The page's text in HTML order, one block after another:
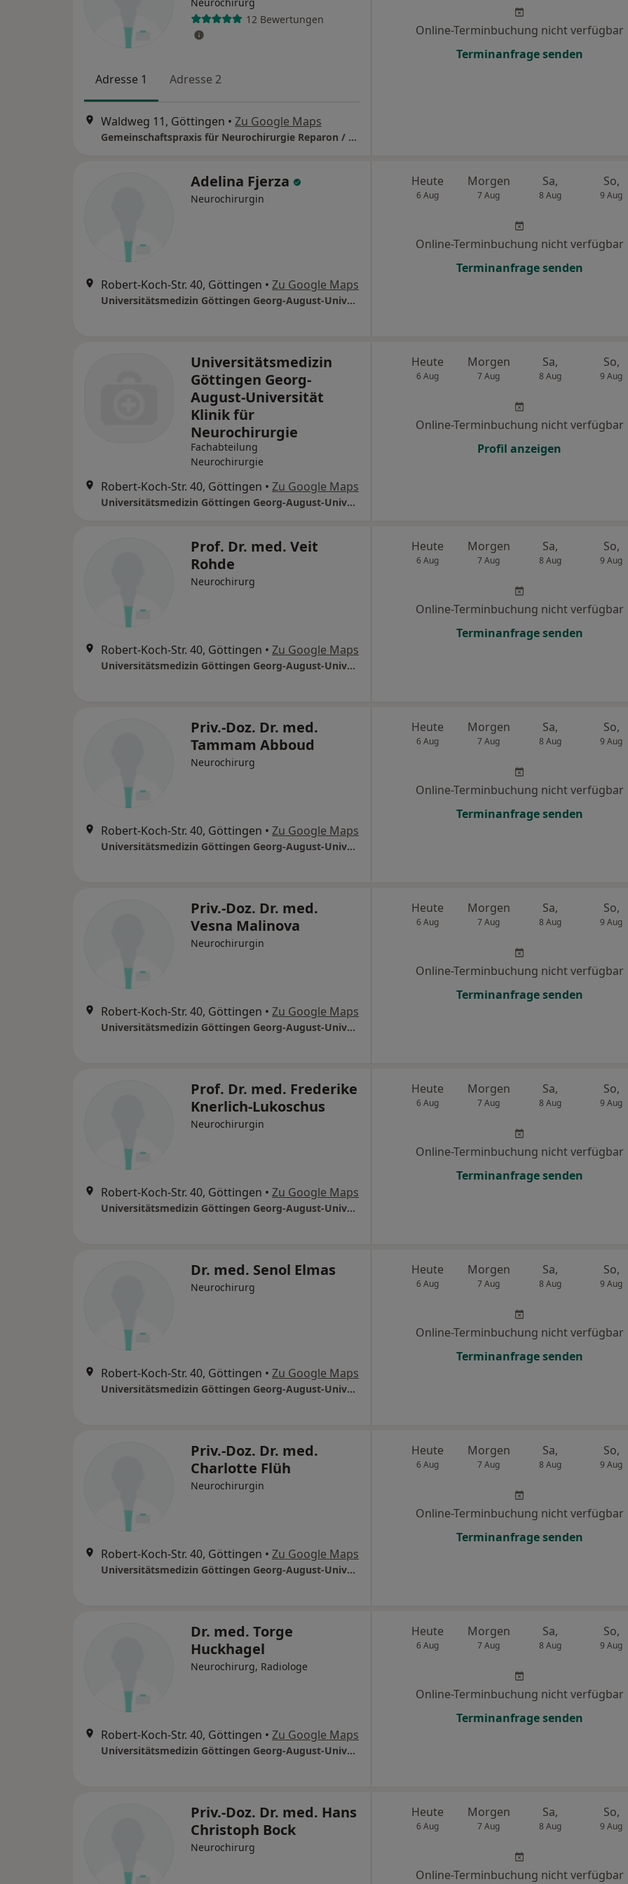
Neurochirurg
12 Bewertungen
Adresse 1 Adresse 2
Waldweg 11, Göttingen • Zu Google Maps
Gemeinschaftspraxis für Neurochirurgie Reparon / Zimmerer
Online-Terminbuchung nicht verfügbar
Terminanfrage senden
Adelina Fjerza
Neurochirurgin
Robert-Koch-Str. 40, Göttingen • Zu Google Maps
Universitätsmedizin Göttingen Georg-August-Universität Klinik für Neurochirurgie
Heute
6 Aug
Morgen
7 Aug
Sa,
8 Aug
So,
9 Aug
Online-Terminbuchung nicht verfügbar
Terminanfrage senden
Universitätsmedizin
Göttingen Georg-
August-Universität
Klinik für
Neurochirurgie
Fachabteilung
Neurochirurgie
Robert-Koch-Str. 40, Göttingen • Zu Google Maps
Universitätsmedizin Göttingen Georg-August-Universität Klinik für Neurochirurgie
Heute
6 Aug
Morgen
7 Aug
Sa,
8 Aug
So,
9 Aug
Online-Terminbuchung nicht verfügbar
Profil anzeigen
Prof. Dr. med. Veit
Rohde
Neurochirurg
Robert-Koch-Str. 40, Göttingen • Zu Google Maps
Universitätsmedizin Göttingen Georg-August-Universität Klinik für Neurochirurgie
Heute
6 Aug
Morgen
7 Aug
Sa,
8 Aug
So,
9 Aug
Online-Terminbuchung nicht verfügbar
Terminanfrage senden
Priv.-Doz. Dr. med.
Tammam Abboud
Neurochirurg
Robert-Koch-Str. 40, Göttingen • Zu Google Maps
Universitätsmedizin Göttingen Georg-August-Universität Klinik für Neurochirurgie
Heute
6 Aug
Morgen
7 Aug
Sa,
8 Aug
So,
9 Aug
Online-Terminbuchung nicht verfügbar
Terminanfrage senden
Priv.-Doz. Dr. med.
Vesna Malinova
Neurochirurgin
Robert-Koch-Str. 40, Göttingen • Zu Google Maps
Universitätsmedizin Göttingen Georg-August-Universität Klinik für Neurochirurgie
Heute
6 Aug
Morgen
7 Aug
Sa,
8 Aug
So,
9 Aug
Online-Terminbuchung nicht verfügbar
Terminanfrage senden
Prof. Dr. med. Frederike
Knerlich-Lukoschus
Neurochirurgin
Robert-Koch-Str. 40, Göttingen • Zu Google Maps
Universitätsmedizin Göttingen Georg-August-Universität Klinik für Neurochirurgie
Heute
6 Aug
Morgen
7 Aug
Sa,
8 Aug
So,
9 Aug
Online-Terminbuchung nicht verfügbar
Terminanfrage senden
Dr. med. Senol Elmas
Neurochirurg
Robert-Koch-Str. 40, Göttingen • Zu Google Maps
Universitätsmedizin Göttingen Georg-August-Universität Klinik für Neurochirurgie
Heute
6 Aug
Morgen
7 Aug
Sa,
8 Aug
So,
9 Aug
Online-Terminbuchung nicht verfügbar
Terminanfrage senden
Priv.-Doz. Dr. med.
Charlotte Flüh
Neurochirurgin
Robert-Koch-Str. 40, Göttingen • Zu Google Maps
Universitätsmedizin Göttingen Georg-August-Universität Klinik für Neurochirurgie
Heute
6 Aug
Morgen
7 Aug
Sa,
8 Aug
So,
9 Aug
Online-Terminbuchung nicht verfügbar
Terminanfrage senden
Dr. med. Torge
Huckhagel
Neurochirurg, Radiologe
Robert-Koch-Str. 40, Göttingen • Zu Google Maps
Universitätsmedizin Göttingen Georg-August-Universität Institut für Diagnostische und Interv. Neuroradiologie
Heute
6 Aug
Morgen
7 Aug
Sa,
8 Aug
So,
9 Aug
Online-Terminbuchung nicht verfügbar
Terminanfrage senden
Priv.-Doz. Dr. med. Hans
Christoph Bock
Neurochirurg
Heute
6 Aug
Morgen
7 Aug
Sa,
8 Aug
So,
9 Aug
Online-Terminbuchung nicht verfügbar